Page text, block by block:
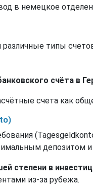
в немецкое
типы
счёта в
счета как
депозитом
степени в
из-за рубежа.